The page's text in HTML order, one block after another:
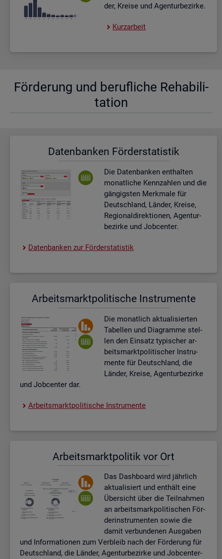
der, Krei­se und Agen­tur­be­zir­ke.
Kurz­ar­beit
För­de­rung und be­ruf­li­che Re­ha­bi­li­
ta­ti­on
Da­ten­ban­ken För­der­sta­tis­tik
Die Da­ten­ban­ken ent­hal­ten
mo­nat­li­che Kenn­zah­len und die
gän­gigs­ten Merk­ma­le für
Deutsch­land, Län­der, Krei­se,
Re­gio­nal­di­rek­tio­nen, Agen­tur­
be­zir­ke und Job­cen­ter.
Da­ten­ban­ken zur För­der­sta­tis­tik
Ar­beits­markt­po­li­ti­sche In­stru­men­te
Die mo­nat­lich ak­tua­li­sier­ten
Ta­bel­len und Dia­gram­me stel­
len den Ein­satz ty­pi­scher ar­
beits­markt­po­li­ti­scher In­stru­
men­te für Deutsch­land, die
Län­der, Krei­se, Agen­tur­be­zir­ke
und Job­cen­ter dar.
Ar­beits­markt­po­li­ti­sche In­stru­men­te
Ar­beits­markt­po­li­tik vor Ort
Das Da­sh­board wird jähr­lich
ak­tua­li­siert und ent­hält eine
Über­sicht über die Teil­nah­men
an ar­beits­mark­po­li­ti­schen För­
der­instru­men­ten sowie die
damit ver­bun­de­nen Aus­ga­ben
und In­for­ma­tio­nen zum Ver­bleib nach der För­de­rung für
Deutsch­land, die Län­der, Agen­tur­be­zir­ke und Job­cent­er­